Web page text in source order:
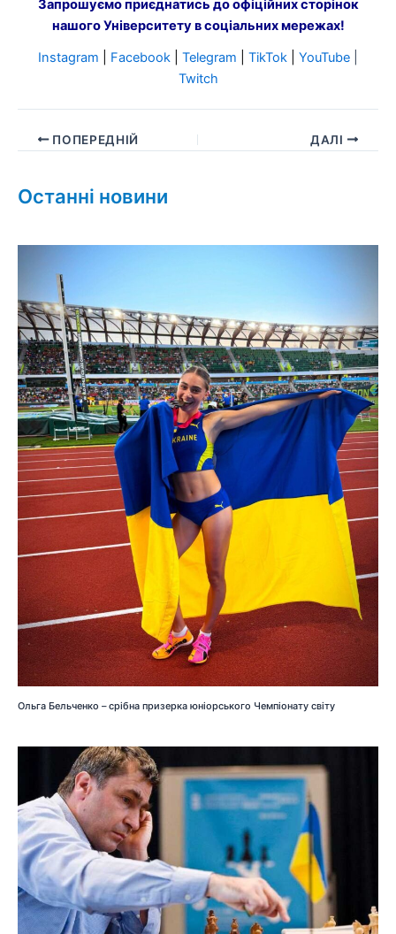
Запрошуємо приєднатись до офіційних сторінок
нашого Університету в соціальних мережах!
Instagram
Facebook Telegram TikTok YouTube
Twitch
ПОПЕРЕДНІЙ ДАЛІ
Останні новини
Ольга Бельченко – срібна призерка юніорського Чемпіонату світу